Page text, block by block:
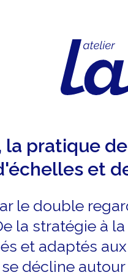
Atelier Lau
la pratique
et
le double
la stratégie à
et adaptés
décline